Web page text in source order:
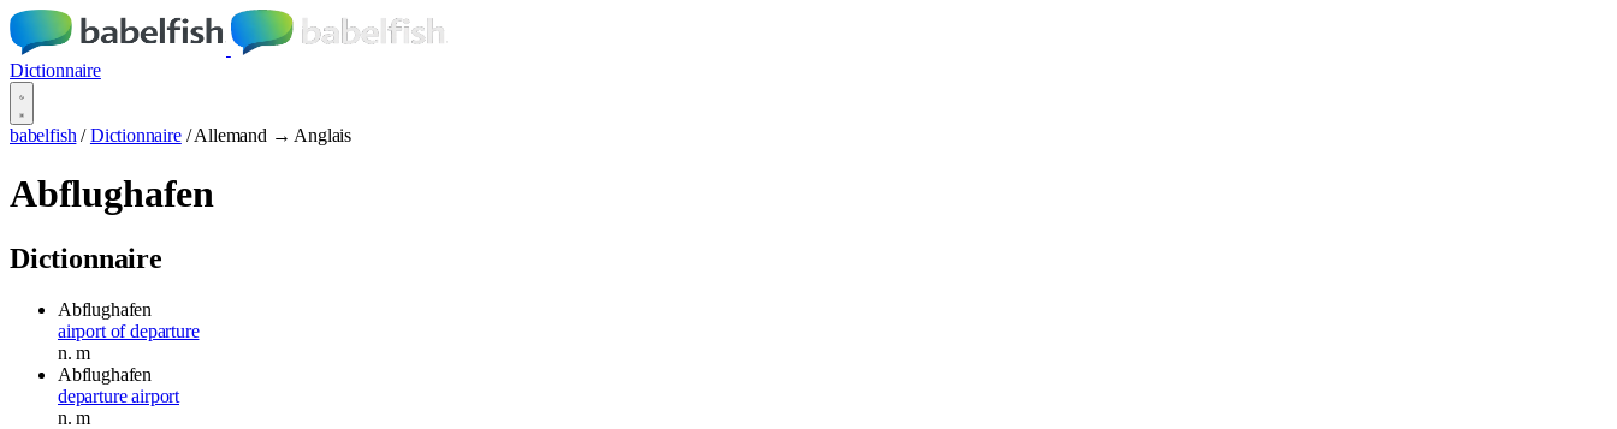
Dictionnaire
babelfish / Dictionnaire / Allemand → Anglais
Abflughafen
Dictionnaire
Abflughafen
airport of departure
n.m
Abflughafen
departure airport
n.m